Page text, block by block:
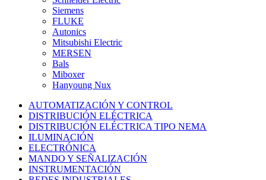
Siemens
FLUKE
Autonics
Mitsubishi Electric
MERSEN
Bals
Miboxer
Hanyoung Nux
AUTOMATIZACIÓN Y CONTROL
DISTRIBUCIÓN ELÉCTRICA
DISTRIBUCIÓN ELÉCTRICA TIPO NEMA
ILUMINACIÓN
ELECTRÓNICA
MANDO Y SEÑALIZACIÓN
INSTRUMENTACIÓN